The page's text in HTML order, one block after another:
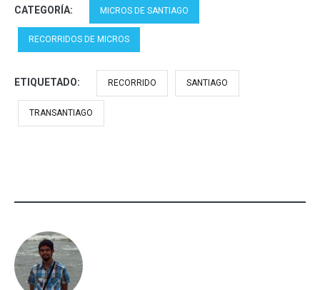
CATEGORÍA: MICROS DE SANTIAGO
RECORRIDOS DE MICROS
ETIQUETADO: RECORRIDO SANTIAGO
TRANSANTIAGO